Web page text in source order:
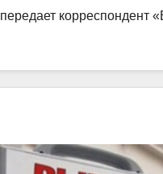
передает корреспондент